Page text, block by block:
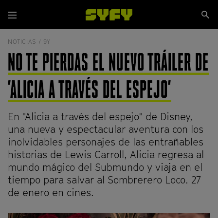
contenido
principal
Menú
NOTICIAS / 9Y
NO TE PIERDAS EL NUEVO TRÁILER DE
'ALICIA A TRAVÉS DEL ESPEJO'
En "Alicia a través del espejo" de Disney,
una nueva y espectacular aventura con los
inolvidables personajes de las entrañables
historias de Lewis Carroll, Alicia regresa al
mundo mágico del Submundo y viaja en el
tiempo para salvar al Sombrerero Loco. 27
de enero en cines.